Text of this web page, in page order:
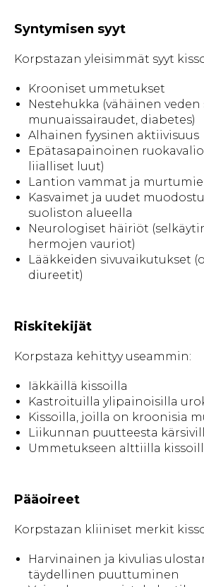
Syntymisen syyt
Korpstazan yleisimmät syyt
Krooniset ummetukset
Nestehukka (vähäinen veden
munuaissairaudet, diabetes)
Alhainen fyysinen aktiivisuus
Epätasapainoinen
liialliset luut)
Lantion vammat ja
Kasvaimet ja uudet
suoliston alueella
Neurologiset häiriöt
hermojen vauriot)
Lääkkeiden sivuvaikutukset
diureetit)
Riskitekijät
Korpstaza kehittyy useammin:
Iäkkäillä kissoilla
Kastroituilla ylipainoisilla
Kissoilla, joilla on kroonisia
Liikunnan puutteesta
Ummetukseen alttiilla
Pääoireet
Korpstazan kliiniset merkit
Harvinainen ja kivulias
täydellinen puuttuminen